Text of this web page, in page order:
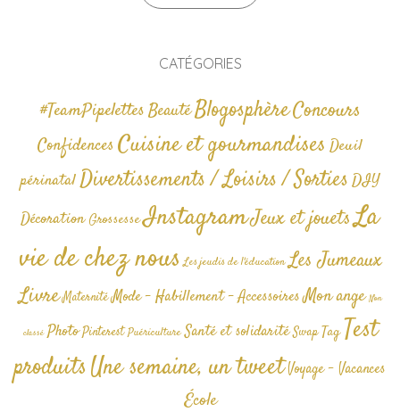
CATÉGORIES
#TeamPipelettesBeautéBlogosphèreConcours
Confidences Cuisine et gourmandises Deuil
périnatalDivertissements / Loisirs / SortiesDIY
Décoration GrossesseInstagramJeux et jouetsLa
vie de chez nous Les jeudis de l'éducation Les Jumeaux
Livre Maternité Mode - Habillement - AccessoiresMon ange Non
classé Photo Pinterest Puériculture Santé et solidarité Swap TagTest
produitsUne semaine, un tweetVoyage - Vacances
École